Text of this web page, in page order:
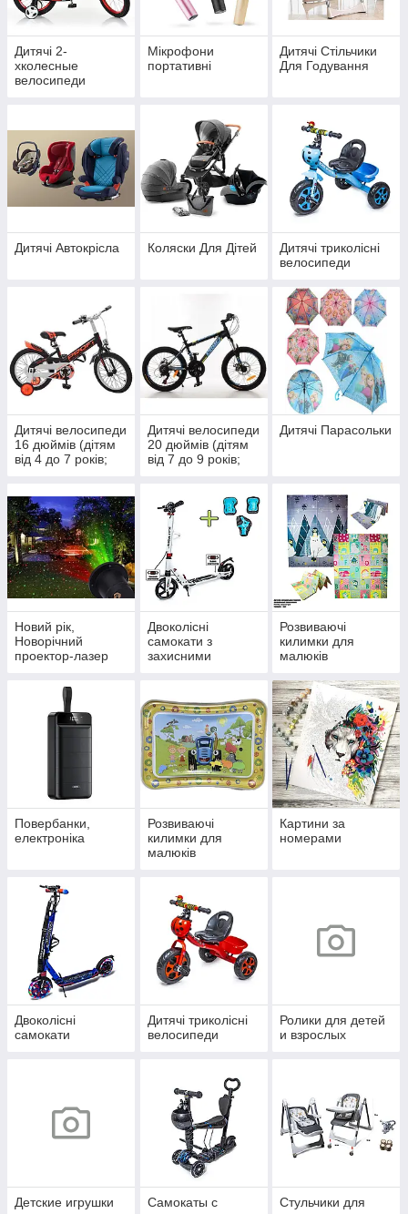
Дитячі 2-
хколесные
велосипеди
Мікрофони
портативні
Дитячі Стільчики
Для Годування
Дитячі Автокрісла Коляски Для Дітей
Дитячі триколісні
велосипеди
Дитячі велосипеди
16 дюймів (дітям
від 4 до 7 років;
Дитячі велосипеди
20 дюймів (дітям
від 7 до 9 років;
Дитячі Парасольки
Новий рік,
Новорічний
проектор-лазер
Двоколісні
самокати з
захисними
Розвиваючі
килимки для
малюків
Повербанки,
електроніка
Розвиваючі
килимки для
малюків
Картини за
номерами
Двоколісні
самокати
Дитячі триколісні
велосипеди
Ролики для детей
и взрослых
Детские игрушки
Самокаты с
Стульчики для